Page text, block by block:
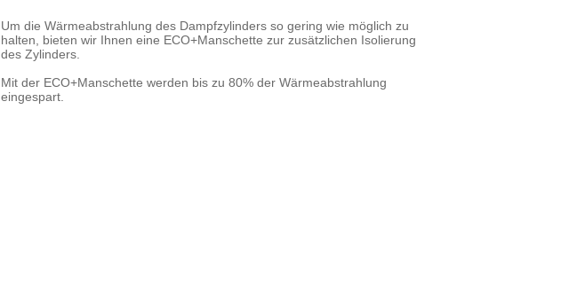
Um die Wärmeabstrahlung des Dampfzylinders so gering wie möglich zu
halten, bieten wir Ihnen eine ECO+Manschette zur zusätzlichen Isolierung
des Zylinders.
Mit der ECO+Manschette werden bis zu 80% der Wärmeabstrahlung
eingespart.